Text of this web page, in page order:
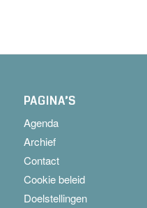
PAGINA’S
Agenda
Archief
Contact
Cookie beleid
Doelstellingen